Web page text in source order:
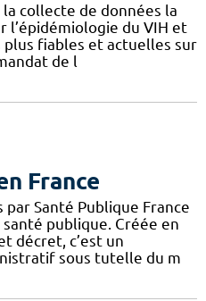
la collecte de données la
l’épidémiologie du VIH et
fiables et actuelles sur
de l
France
Santé Publique France
santé publique. Créée en
décret, c’est un
sous tutelle du m